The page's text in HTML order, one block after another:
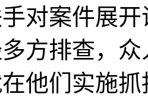
对案件展
方排查，
他们实施